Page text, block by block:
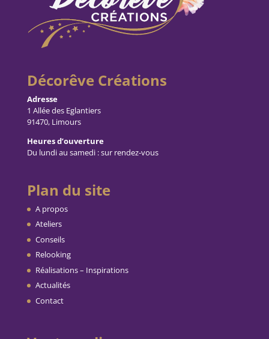
Décorêve Créations
Adresse
1 Allée des Eglantiers
91470, Limours
Heures d’ouverture
Du lundi au samedi : sur rendez-vous
Plan du site
A propos
Ateliers
Conseils
Relooking
Réalisations – Inspirations
Actualités
Contact